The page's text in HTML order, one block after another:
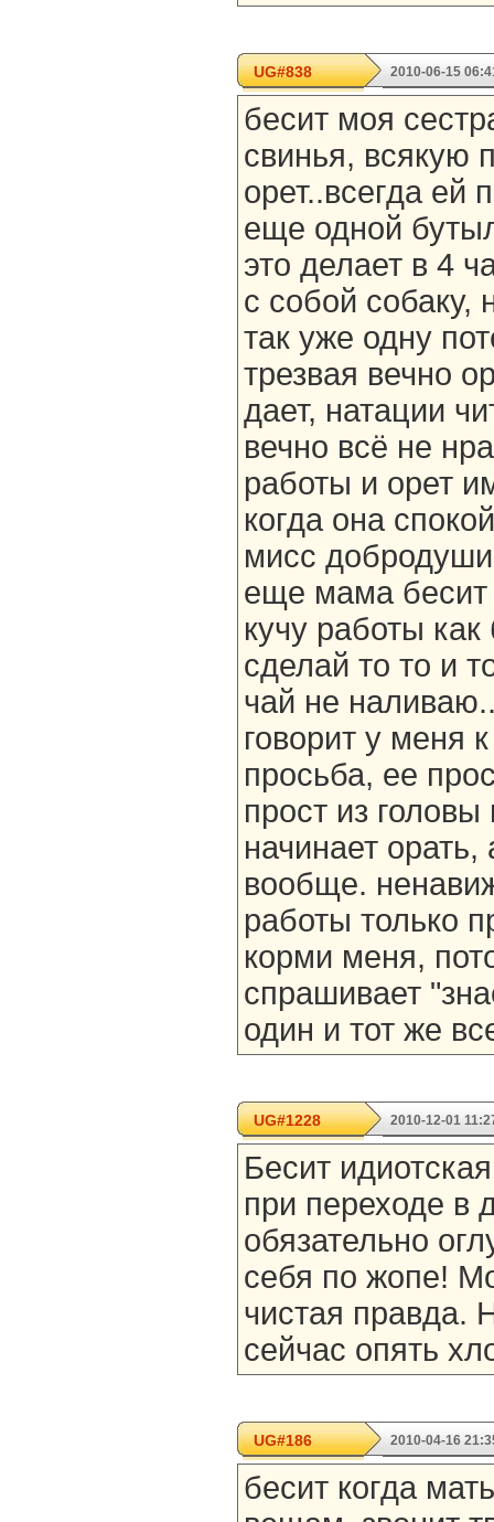
UG#838 2010-06-15
бесит моя
свинья, всякую
орет..всегда ей
еще одной
это делает в 4
с собой
так уже одну
трезвая вечно
дает, натации
вечно всё не
работы и орет
когда она
мисс
еще мама бесит
кучу работы
сделай то то и
чай не
говорит у меня
просьба, ее
прост из
начинает орать,
вообще.
работы только
корми меня,
спрашивает
один и тот же
UG#1228 2010-12-01
Бесит
при переходе в
обязательно
себя по жопе!
чистая правда.
сейчас опять
UG#186 2010-04-16
бесит когда